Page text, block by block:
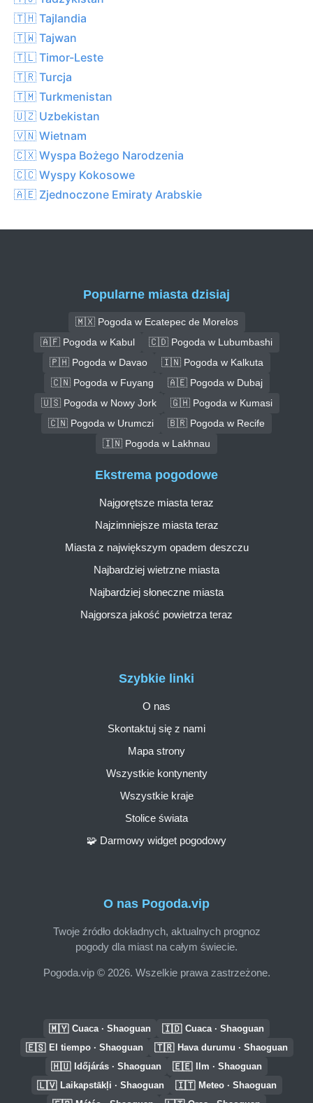
🇹🇭 Tajlandia
🇹🇼 Tajwan
🇹🇱 Timor-Leste
🇹🇷 Turcja
🇹🇲 Turkmenistan
🇺🇿 Uzbekistan
🇻🇳 Wietnam
🇨🇽 Wyspa Bożego Narodzenia
🇨🇨 Wyspy Kokosowe
🇦🇪 Zjednoczone Emiraty Arabskie
Popularne miasta dzisiaj
🇲🇽 Pogoda w Ecatepec de Morelos
🇦🇫 Pogoda w Kabul
🇨🇩 Pogoda w Lubumbashi
🇵🇭 Pogoda w Davao
🇮🇳 Pogoda w Kalkuta
🇨🇳 Pogoda w Fuyang
🇦🇪 Pogoda w Dubaj
🇺🇸 Pogoda w Nowy Jork
🇬🇭 Pogoda w Kumasi
🇨🇳 Pogoda w Urumczi
🇧🇷 Pogoda w Recife
🇮🇳 Pogoda w Lakhnau
O nas Pogoda.vip
Twoje źródło dokładnych, aktualnych prognoz
pogody dla miast na całym świecie.
Pogoda.vip © 2026. Wszelkie prawa zastrzeżone.
Szybkie linki
O nas
Skontaktuj się z nami
Mapa strony
Wszystkie kontynenty
Wszystkie kraje
Stolice świata
🧩 Darmowy widget pogodowy
Ekstrema pogodowe
Najgorętsze miasta teraz
Najzimniejsze miasta teraz
Miasta z największym opadem deszczu
Najbardziej wietrzne miasta
Najbardziej słoneczne miasta
Najgorsza jakość powietrza teraz
🇲🇾 Cuaca · Shaoguan 🇮🇩 Cuaca · Shaoguan
🇪🇸 El tiempo · Shaoguan 🇹🇷 Hava durumu · Shaoguan
🇭🇺 Időjárás · Shaoguan 🇪🇪 Ilm · Shaoguan
🇱🇻 Laikapstākļi · Shaoguan 🇮🇹 Meteo · Shaoguan